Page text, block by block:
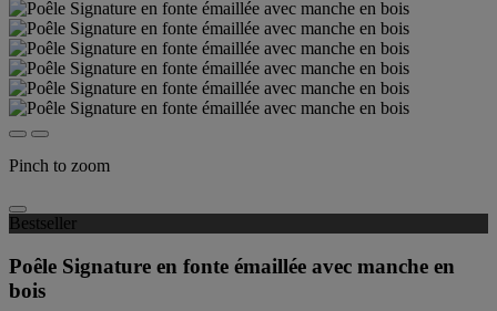
Pinch to zoom
Bestseller
Poêle Signature en fonte émaillée avec manche en
bois